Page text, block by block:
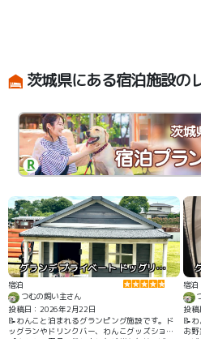
茨城県にある宿泊施設の
茨城
グランデ プライベート ドッグリゾート常陸
宿泊
つむの飼い主さん
投稿日：2026年2月22日
📝わんこと泊まれるグランピング施設です。ド
ッグランやドリンクバー、わんこグッズショッ
プやわんこ用品の貸し出しなど様々なサービス
宿泊
投
📝
お
ー